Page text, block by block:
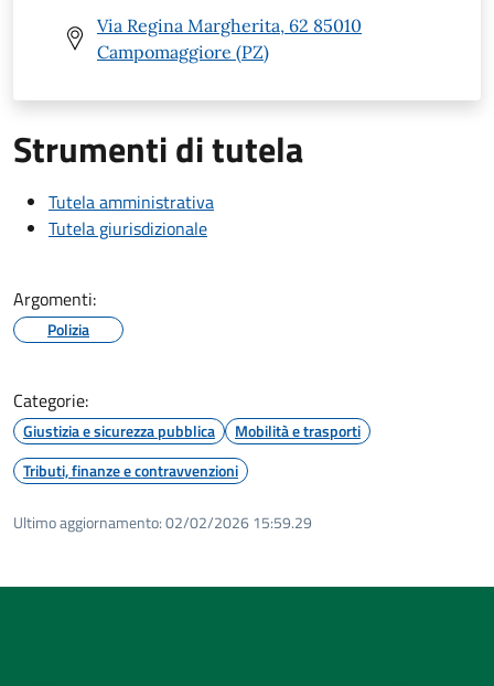
Via Regina Margherita, 62 85010
Campomaggiore (PZ)
Strumenti di tutela
Tutela amministrativa
Tutela giurisdizionale
Argomenti:
Polizia
Categorie:
Giustizia e sicurezza pubblica
Mobilità e trasporti
Tributi, finanze e contravvenzioni
Ultimo aggiornamento:02/02/2026 15:59.29